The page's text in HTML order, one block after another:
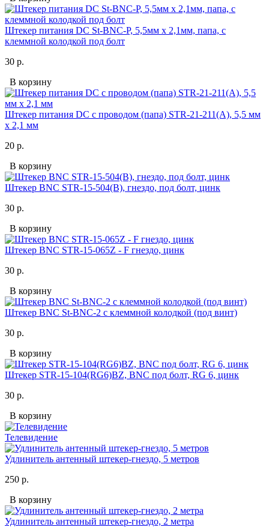
Штекер питания DC St-BNC-P, 5,5мм х 2,1мм, папа, с
клеммной колодкой под болт
30 р.
В корзину
Штекер питания DC с проводом (папа) STR-21-211(A), 5,5 мм
х 2,1 мм
20 р.
В корзину
Штекер BNC STR-15-504(B), гнездо, под болт, цинк
30 р.
В корзину
Штекер BNC STR-15-065Z - F гнездо, цинк
30 р.
В корзину
Штекер BNC St-BNC-2 с клеммной колодкой (под винт)
30 р.
В корзину
Штекер STR-15-104(RG6)BZ, BNC под болт, RG 6, цинк
30 р.
В корзину
Телевидение
Удлинитель антенный штекер-гнездо, 5 метров
250 р.
В корзину
Удлинитель антенный штекер-гнездо, 2 метра